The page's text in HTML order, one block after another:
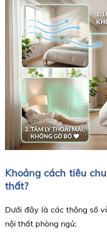
Khoảng cách tiêu
thất?
Dưới đây là các thông số
nội thất phòng ngủ: